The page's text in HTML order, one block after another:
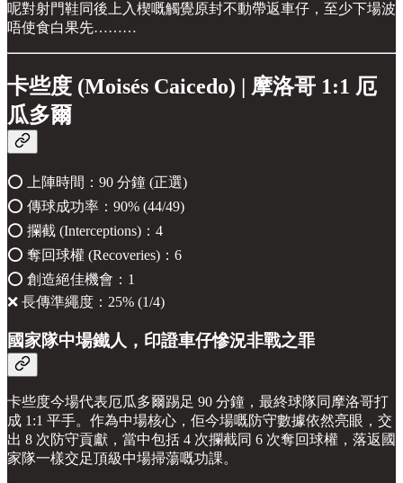
呢對射門鞋同後上入楔嘅觸覺原封不動帶返車仔，至少下場波
唔使食白果先………
卡些度 (Moisés Caicedo) | 摩洛哥 1:1 厄
瓜多爾
⭕️ 上陣時間：90 分鐘 (正選)
⭕️ 傳球成功率：90% (44/49)
⭕️ 攔截 (Interceptions)：4
⭕️ 奪回球權 (Recoveries)：6
⭕️ 創造絕佳機會：1
❌ 長傳準繩度：25% (1/4)
國家隊中場鐵人，印證車仔慘況非戰之罪
卡些度今場代表厄瓜多爾踢足 90 分鐘，最終球隊同摩洛哥打
成 1:1 平手。作為中場核心，佢今場嘅防守數據依然亮眼，交
出 8 次防守貢獻，當中包括 4 次攔截同 6 次奪回球權，落返國
家隊一樣交足頂級中場掃蕩嘅功課。